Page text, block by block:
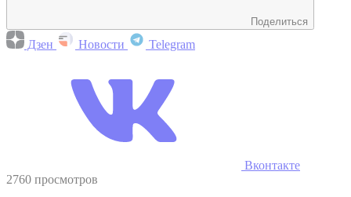
Поделиться
Дзен Новости Telegram
Вконтакте
2760 просмотров